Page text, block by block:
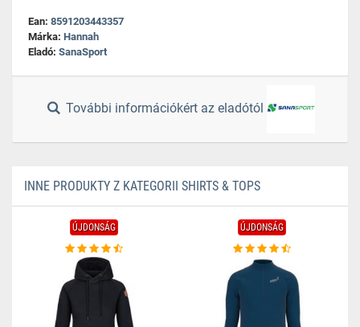
Ean: 8591203443357
Márka: Hannah
Eladó: SanaSport
További információkért az eladótól
INNE PRODUKTY Z KATEGORII SHIRTS & TOPS
ÚJDONSÁG ÚJDONSÁG